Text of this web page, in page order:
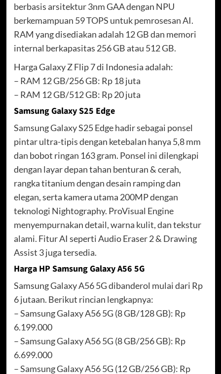
berbasis arsitektur 3nm GAA dengan NPU
berkemampuan 59 TOPS untuk pemrosesan AI.
RAM yang disediakan adalah 12 GB dan memori
internal berkapasitas 256 GB atau 512 GB.
Harga Galaxy Z Flip 7 di Indonesia adalah:
– RAM 12 GB/256 GB: Rp 18 juta
– RAM 12 GB/512 GB: Rp 20 juta
Samsung Galaxy S25 Edge
Samsung Galaxy S25 Edge hadir sebagai ponsel
pintar ultra-tipis dengan ketebalan hanya 5,8 mm
dan bobot ringan 163 gram. Ponsel ini dilengkapi
dengan layar depan tahan benturan & cerah,
rangka titanium dengan desain ramping dan
elegan, serta kamera utama 200MP dengan
teknologi Nightography. ProVisual Engine
menyempurnakan detail, warna kulit, dan tekstur
alami. Fitur AI seperti Audio Eraser 2 & Drawing
Assist 3 juga tersedia.
Harga HP Samsung Galaxy A56 5G
Samsung Galaxy A56 5G dibanderol mulai dari Rp
6 jutaan. Berikut rincian lengkapnya:
– Samsung Galaxy A56 5G (8 GB/128 GB): Rp
6.199.000
– Samsung Galaxy A56 5G (8 GB/256 GB): Rp
6.699.000
– Samsung Galaxy A56 5G (12 GB/256 GB): Rp